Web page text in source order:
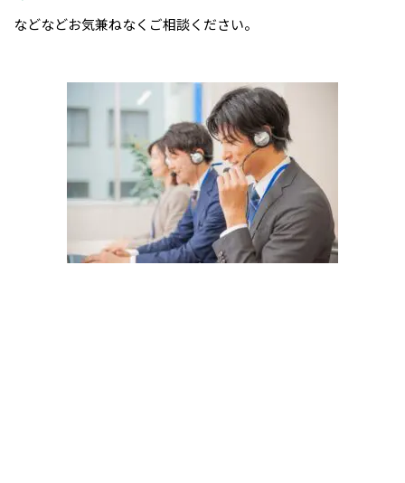
などなどお気兼ねなくご相談ください。